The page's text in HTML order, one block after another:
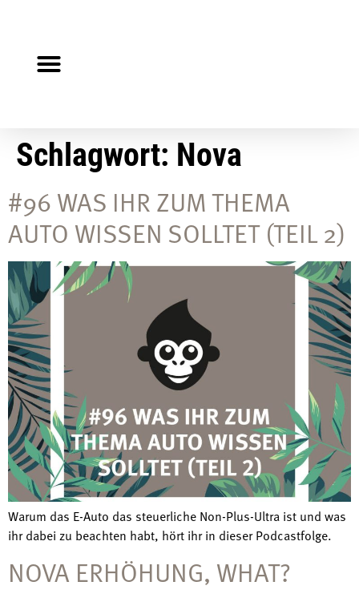
Schlagwort: Nova
#96 WAS IHR ZUM THEMA
AUTO WISSEN SOLLTET (TEIL 2)
Warum das E-Auto das steuerliche Non-Plus-Ultra ist und was
ihr dabei zu beachten habt, hört ihr in dieser Podcastfolge.
NOVA ERHÖHUNG, WHAT?